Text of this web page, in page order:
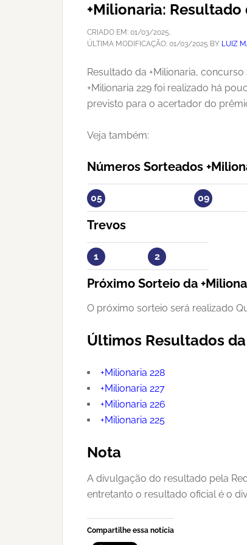
+Milionaria:
CRIADO EM: 01/03/2025,
ÚLTIMA MODIFICAÇÃO: 01/03/2025 BY LUIZ
Resultado da +Milionaria,
+Milionaria 229 foi realizado há
previsto para o acertador do
Veja também:
Números Sorteados
05 09
Trevos
1 2
Próximo Sorteio da
O próximo sorteio será realizado
Últimos Resultados
+Milionaria 228
+Milionaria 227
+Milionaria 226
+Milionaria 225
Nota
A divulgação do resultado pela
entretanto o resultado oficial é o
Compartilhe essa notícia